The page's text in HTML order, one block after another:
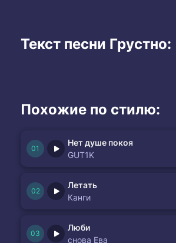
Текст песни Грустно:
Похожие по стилю:
Нет душе покоя
GUT1K
Летать
Канги
Люби
снова Ева